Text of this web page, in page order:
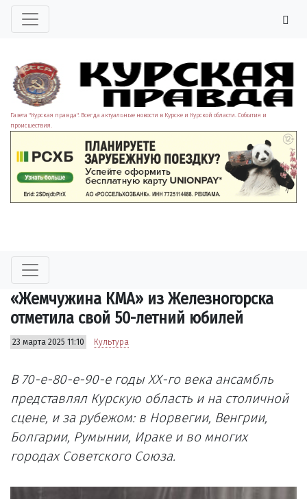
Газета "Курская правда". Всегда актуальные новости в Курске и Курской области. События и
происшествия.
«Жемчужина КМА» из Железногорска
отметила свой 50-летний юбилей
23 марта 2025 11:10 Культура
В 70-е-80-е-90-е годы ХХ-го века ансамбль
представлял Курскую область и на столичной
сцене, и за рубежом: в Норвегии, Венгрии,
Болгарии, Румынии, Ираке и во многих
городах Советского Союза.